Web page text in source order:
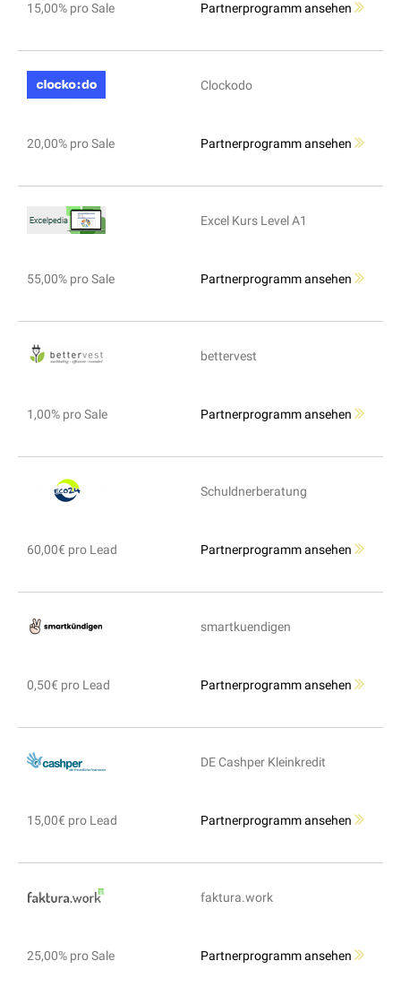
15,00% pro Sale Partnerprogramm ansehen
Clockodo
20,00% pro Sale Partnerprogramm ansehen
Excel Kurs Level A1
55,00% pro Sale Partnerprogramm ansehen
bettervest
1,00% pro Sale Partnerprogramm ansehen
Schuldnerberatung
60,00€ pro Lead Partnerprogramm ansehen
smartkuendigen
0,50€ pro Lead Partnerprogramm ansehen
DE Cashper Kleinkredit
15,00€ pro Lead Partnerprogramm ansehen
faktura.work
25,00% pro Sale Partnerprogramm ansehen